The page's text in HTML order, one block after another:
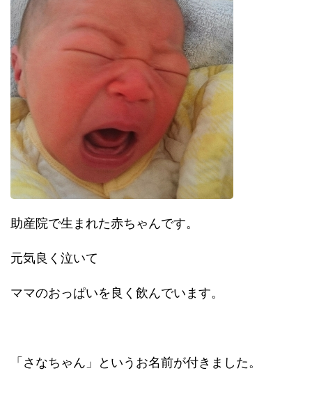
助産院で生まれた赤ちゃんです。
元気良く泣いて
ママのおっぱいを良く飲んでいます。
「さなちゃん」というお名前が付きました。